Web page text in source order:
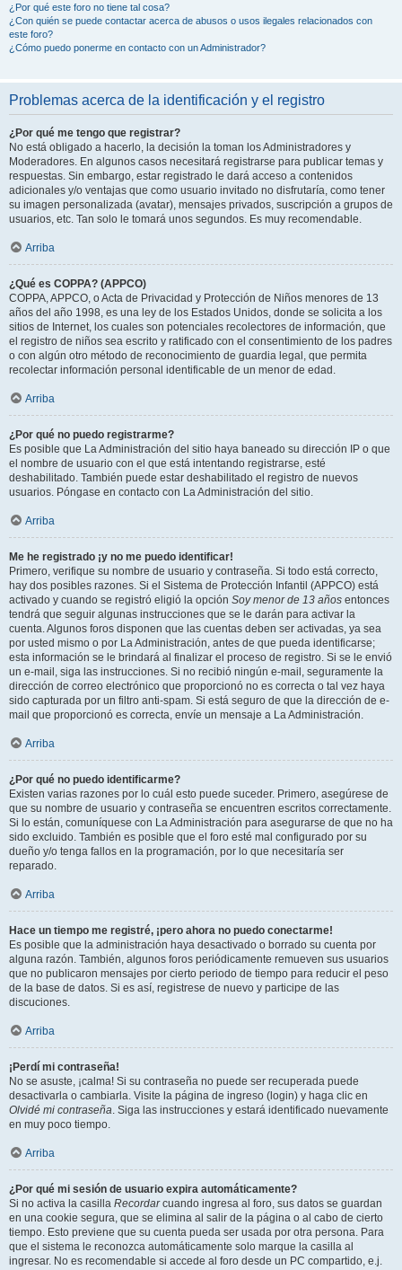
¿Por qué este foro no tiene tal cosa?
¿Con quién se puede contactar acerca de abusos o usos ilegales relacionados con
este foro?
¿Cómo puedo ponerme en contacto con un Administrador?
Problemas acerca de la identificación y el registro
¿Por qué me tengo que registrar?
No está obligado a hacerlo, la decisión la toman los Administradores y
Moderadores. En algunos casos necesitará registrarse para publicar temas y
respuestas. Sin embargo, estar registrado le dará acceso a contenidos
adicionales y/o ventajas que como usuario invitado no disfrutaría, como tener
su imagen personalizada (avatar), mensajes privados, suscripción a grupos de
usuarios, etc. Tan solo le tomará unos segundos. Es muy recomendable.
Arriba
¿Qué es COPPA? (APPCO)
COPPA, APPCO, o Acta de Privacidad y Protección de Niños menores de 13
años del año 1998, es una ley de los Estados Unidos, donde se solicita a los
sitios de Internet, los cuales son potenciales recolectores de información, que
el registro de niños sea escrito y ratificado con el consentimiento de los padres
o con algún otro método de reconocimiento de guardia legal, que permita
recolectar información personal identificable de un menor de edad.
Arriba
¿Por qué no puedo registrarme?
Es posible que La Administración del sitio haya baneado su dirección IP o que
el nombre de usuario con el que está intentando registrarse, esté
deshabilitado. También puede estar deshabilitado el registro de nuevos
usuarios. Póngase en contacto con La Administración del sitio.
Arriba
Me he registrado ¡y no me puedo identificar!
Primero, verifique su nombre de usuario y contraseña. Si todo está correcto,
hay dos posibles razones. Si el Sistema de Protección Infantil (APPCO) está
activado y cuando se registró eligió la opción Soy menor de 13 años entonces
tendrá que seguir algunas instrucciones que se le darán para activar la
cuenta. Algunos foros disponen que las cuentas deben ser activadas, ya sea
por usted mismo o por La Administración, antes de que pueda identificarse;
esta información se le brindará al finalizar el proceso de registro. Si se le envió
un e-mail, siga las instrucciones. Si no recibió ningún e-mail, seguramente la
dirección de correo electrónico que proporcionó no es correcta o tal vez haya
sido capturada por un filtro anti-spam. Si está seguro de que la dirección de e-
mail que proporcionó es correcta, envíe un mensaje a La Administración.
Arriba
¿Por qué no puedo identificarme?
Existen varias razones por lo cuál esto puede suceder. Primero, asegúrese de
que su nombre de usuario y contraseña se encuentren escritos correctamente.
Si lo están, comuníquese con La Administración para asegurarse de que no ha
sido excluido. También es posible que el foro esté mal configurado por su
dueño y/o tenga fallos en la programación, por lo que necesitaría ser
reparado.
Arriba
Hace un tiempo me registré, ¡pero ahora no puedo conectarme!
Es posible que la administración haya desactivado o borrado su cuenta por
alguna razón. También, algunos foros periódicamente remueven sus usuarios
que no publicaron mensajes por cierto periodo de tiempo para reducir el peso
de la base de datos. Si es así, registrese de nuevo y participe de las
discuciones.
Arriba
¡Perdí mi contraseña!
No se asuste, ¡calma! Si su contraseña no puede ser recuperada puede
desactivarla o cambiarla. Visite la página de ingreso (login) y haga clic en
Olvidé mi contraseña. Siga las instrucciones y estará identificado nuevamente
en muy poco tiempo.
Arriba
¿Por qué mi sesión de usuario expira automáticamente?
Si no activa la casilla Recordarcuando ingresa al foro, sus datos se guardan
en una cookie segura, que se elimina al salir de la página o al cabo de cierto
tiempo. Esto previene que su cuenta pueda ser usada por otra persona. Para
que el sistema le reconozca automáticamente solo marque la casilla al
ingresar. No es recomendable si accede al foro desde un PC compartido, e.j.